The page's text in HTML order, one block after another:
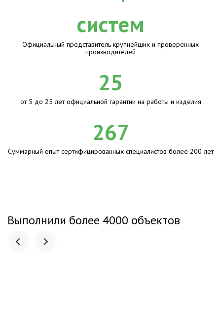
Официальный представитель крупнейших и проверенных
производителей
25
от 5 до 25 лет официальной гарантии на работы и изделия
267
Суммарный опыт сертифицированных специалистов более 200 лет
Выполнили более 4000 объектов